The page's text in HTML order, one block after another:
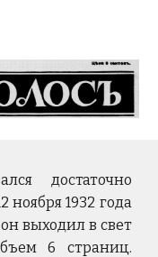
достаточно
ноября 1932 года
выходил в свет
6 страниц.